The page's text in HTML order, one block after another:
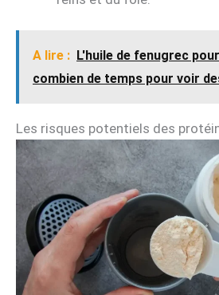
A lire : L'huile de fenugrec
combien de temps pour voir
Les risques potentiels des